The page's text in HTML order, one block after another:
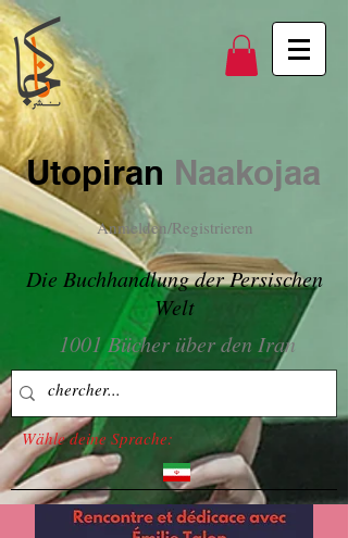
Utopiran Naakojaa
Anmelden/Registrieren
Die Buchhandlung der Persischen
Welt
1001 Bücher über den Iran
Wähle deine Sprache: